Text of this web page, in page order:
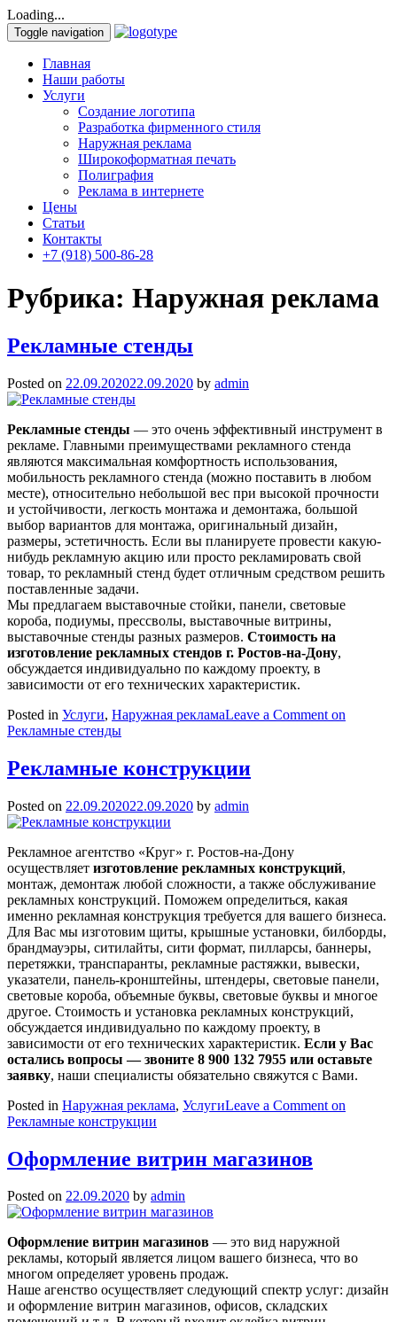
Loading...
Toggle navigation
Главная
Наши работы
Услуги
Создание логотипа
Разработка фирменного стиля
Наружная реклама
Широкоформатная печать
Полиграфия
Реклама в интернете
Цены
Статьи
Контакты
+7 (918) 500-86-28
Рубрика: Наружная реклама
Рекламные стенды
Posted on 22.09.202022.09.2020 by admin
Рекламные стенды — это очень эффективный инструмент в
рекламе. Главными преимуществами рекламного стенда
являются максимальная комфортность использования,
мобильность рекламного стенда (можно поставить в любом
месте), относительно небольшой вес при высокой прочности
и устойчивости, легкость монтажа и демонтажа, большой
выбор вариантов для монтажа, оригинальный дизайн,
размеры, эстетичность. Если вы планируете провести какую-
нибудь рекламную акцию или просто рекламировать свой
товар, то рекламный стенд будет отличным средством решить
поставленные задачи.
Мы предлагаем выставочные стойки, панели, световые
короба, подиумы, прессволы, выставочные витрины,
выставочные стенды разных размеров. Стоимость на
изготовление рекламных стендов г. Ростов-на-Дону,
обсуждается индивидуально по каждому проекту, в
зависимости от его технических характеристик.
Posted in Услуги, Наружная рекламаLeave a Comment on
Рекламные стенды
Рекламные конструкции
Posted on 22.09.202022.09.2020 by admin
Рекламное агентство «Круг» г. Ростов-на-Дону
осуществляет изготовление рекламных конструкций,
монтаж, демонтаж любой сложности, а также обслуживание
рекламных конструкций. Поможем определиться, какая
именно рекламная конструкция требуется для вашего бизнеса.
Для Вас мы изготовим щиты, крышные установки, билборды,
брандмауэры, ситилайты, сити формат, пилларсы, баннеры,
перетяжки, транспаранты, рекламные растяжки, вывески,
указатели, панель-кронштейны, штендеры, световые панели,
световые короба, объемные буквы, световые буквы и многое
другое. Стоимость и установка рекламных конструкций,
обсуждается индивидуально по каждому проекту, в
зависимости от его технических характеристик. Если у Вас
остались вопросы — звоните 8 900 132 7955 или оставьте
заявку, наши специалисты обязательно свяжутся с Вами.
Posted in Наружная реклама, УслугиLeave a Comment on
Рекламные конструкции
Оформление витрин магазинов
Posted on 22.09.2020 by admin
Оформление витрин магазинов — это вид наружной
рекламы, который является лицом вашего бизнеса, что во
многом определяет уровень продаж.
Наше агенство осуществляет следующий спектр услуг: дизайн
и оформление витрин магазинов, офисов, складских